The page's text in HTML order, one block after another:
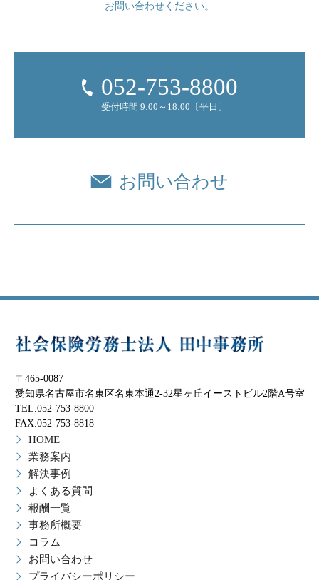
お問い合わせください。
052-753-8800
受付時間 9:00～18:00〔平日〕
お問い合わせ
〒465-0087
愛知県名古屋市名東区名東本通2-32星ヶ丘イーストビル2階A号室
TEL.052-753-8800
FAX.052-753-8818
HOME
業務案内
解決事例
よくある質問
報酬一覧
事務所概要
コラム
お問い合わせ
プライバシーポリシー